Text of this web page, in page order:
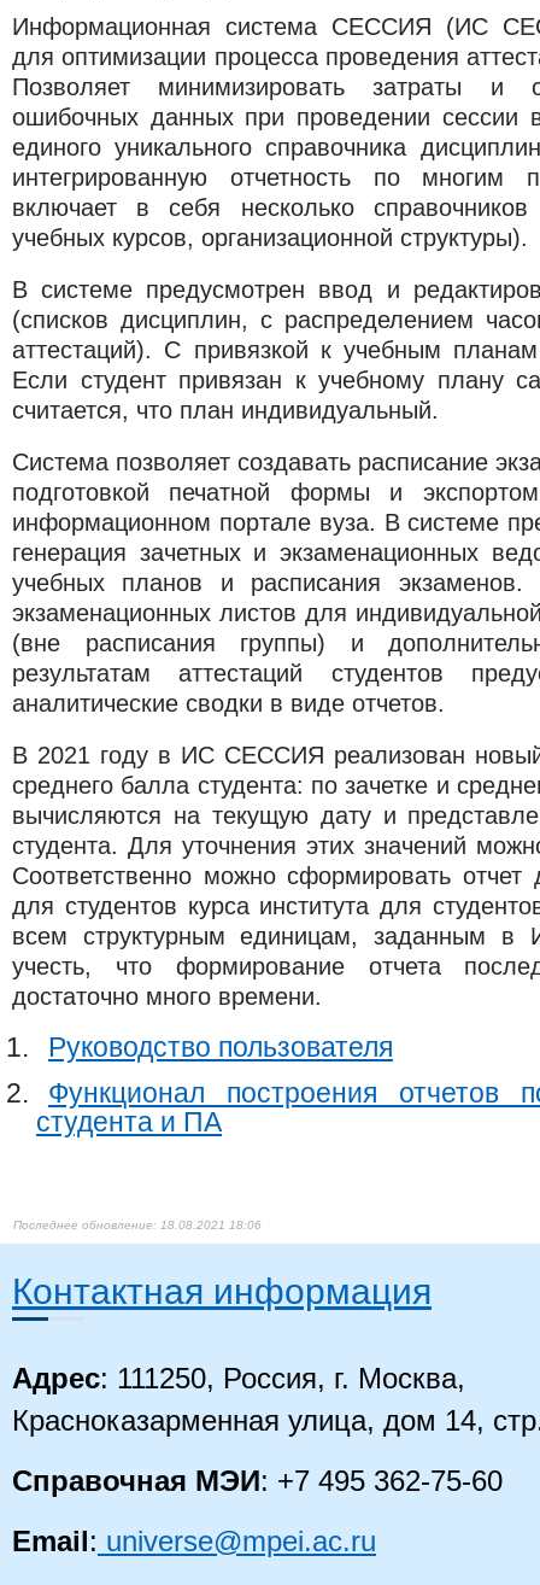
Информационная система СЕССИЯ (ИС
для оптимизации процесса проведения
Позволяет минимизировать затраты и
ошибочных данных при проведении сессии
единого уникального справочника
интегрированную отчетность по многим
включает в себя несколько
учебных курсов, организационной структуры).
В системе предусмотрен ввод и
(списков дисциплин, с распределением
аттестаций). С привязкой к учебным
Если студент привязан к учебному плану
считается, что план индивидуальный.
Система позволяет создавать расписание
подготовкой печатной формы и
информационном портале вуза. В системе
генерация зачетных и экзаменационных
учебных планов и расписания
экзаменационных листов для
(вне расписания группы) и
результатам аттестаций студентов
аналитические сводки в виде отчетов.
В 2021 году в ИС СЕССИЯ реализован
среднего балла студента: по зачетке и
вычисляются на текущую дату и
студента. Для уточнения этих значений
Соответственно можно сформировать отчет
для студентов курса института для
всем структурным единицам, заданным
учесть, что формирование отчета
достаточно много времени.
Руководство пользователя
Функционал построения отчетов
студента и ПА
18.08.2021 18:06
Контактная информация
Адрес: 111250, Россия, г. Москва,
Красноказарменная улица, дом 14,
Справочная МЭИ: +7 495 362-75-60
Email: universe@mpei.ac.ru